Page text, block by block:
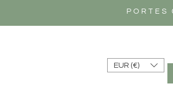
PORTES
EUR (€)